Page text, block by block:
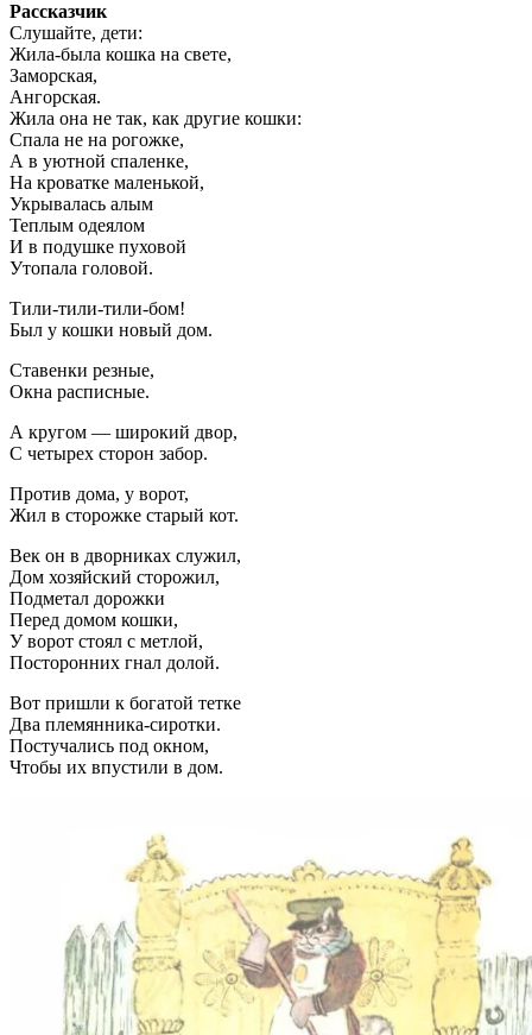
Рассказчик
Слушайте, дети:
Жила-была кошка на свете,
Заморская,
Ангорская.
Жила она не так, как другие кошки:
Спала не на рогожке,
А в уютной спаленке,
На кроватке маленькой,
Укрывалась алым
Теплым одеялом
И в подушке пуховой
Утопала головой.
Тили-тили-тили-бом!
Был у кошки новый дом.
Ставенки резные,
Окна расписные.
А кругом — широкий двор,
С четырех сторон забор.
Против дома, у ворот,
Жил в сторожке старый кот.
Век он в дворниках служил,
Дом хозяйский сторожил,
Подметал дорожки
Перед домом кошки,
У ворот стоял с метлой,
Посторонних гнал долой.
Вот пришли к богатой тетке
Два племянника-сиротки.
Постучались под окном,
Чтобы их впустили в дом.